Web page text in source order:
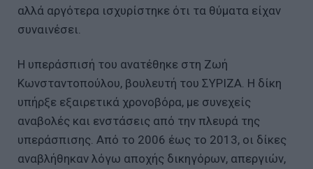
αλλά αργότερα ισχυρίστηκε ότι τα θύματα είχαν
συναινέσει.
Η υπεράσπισή του ανατέθηκε στη Ζωή
Κωνσταντοπούλου, βουλευτή του ΣΥΡΙΖΑ. Η δίκη
υπήρξε εξαιρετικά χρονοβόρα, με συνεχείς
αναβολές και ενστάσεις από την πλευρά της
υπεράσπισης. Από το 2006 έως το 2013, οι δίκες
αναβλήθηκαν λόγω αποχής δικηγόρων, απεργιών,